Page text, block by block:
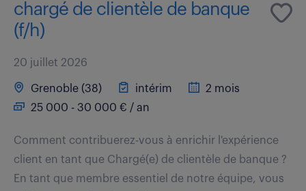
chargé de clientèle de banque
(f/h)
20 juillet 2026
Grenoble (38) intérim
2 mois
25 000 - 30 000 € / an
Comment contribuerez-vous à enrichir l'expérience
client en tant que Chargé(e) de clientèle de banque ?
En tant que membre essentiel de notre équipe, vous